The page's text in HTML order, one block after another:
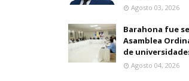
Agosto 03, 2026
Barahona fue
Asamblea
de
Agosto 04, 2026